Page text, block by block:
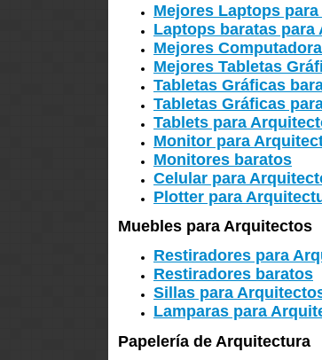
Mejores Laptops
Laptops baratas para
Mejores
Mejores Tabletas
Tabletas Gráficas
Tabletas Gráficas
Tablets para
Monitor para
Monitores baratos
Celular para
Plotter para
Muebles para Arquitectos
Restiradores para
Restiradores baratos
Sillas para
Lamparas para
Papelería de Arquitectura